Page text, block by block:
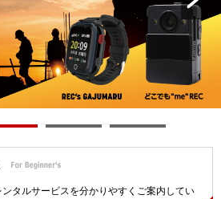
タルサービスを分かりやすくご案内してい